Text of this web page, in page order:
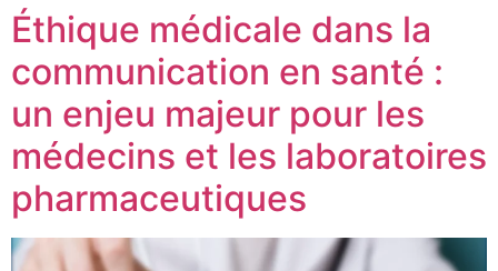
Éthique médicale dans la
communication en santé :
un enjeu majeur pour les
médecins et les laboratoires
pharmaceutiques